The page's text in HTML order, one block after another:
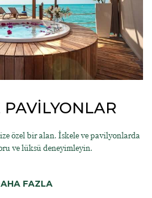
PAVİLYONLAR
özel bir alan. İskele ve pavilyonlarda
ve lüksü deneyimleyin.
FAZLA